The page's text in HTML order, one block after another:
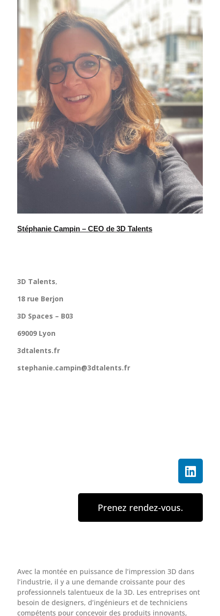
Stéphanie Campin – CEO de 3D Talents
3D Talents,
18 rue Berjon
3D Spaces – B03
69009 Lyon
3dtalents.fr
stephanie.campin@3dtalents.fr
Prenez rendez-vous.
Avec la montée en puissance de l’impression 3D dans
l’industrie, il y a une demande croissante pour des
professionnels talentueux de la 3D. Les entreprises ont
besoin de designers, d’ingénieurs et de techniciens
compétents pour concevoir des produits innovants,